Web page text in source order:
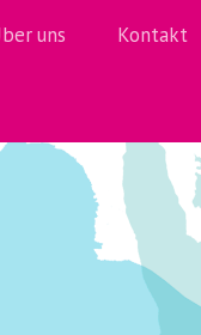
uns Kontakt